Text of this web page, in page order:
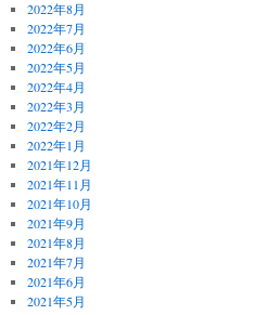
2022年8月
2022年7月
2022年6月
2022年5月
2022年4月
2022年3月
2022年2月
2022年1月
2021年12月
2021年11月
2021年10月
2021年9月
2021年8月
2021年7月
2021年6月
2021年5月